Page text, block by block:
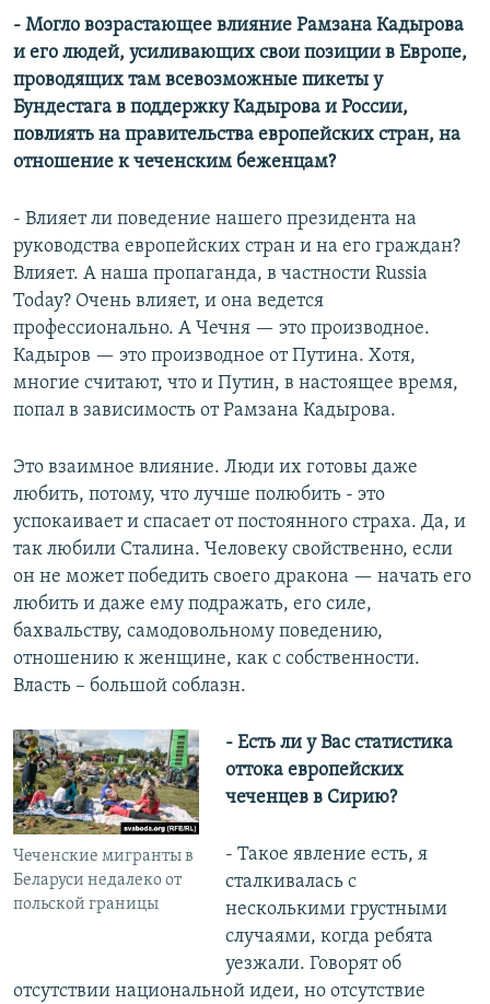
- Могло возрастающее влияние Рамзана Кадырова
и его людей, усиливающих свои позиции в Европе,
проводящих там всевозможные пикеты у
Бундестага в поддержку Кадырова и России,
повлиять на правительства европейских стран, на
отношение к чеченским беженцам?
- Влияет ли поведение нашего президента на
руководства европейских стран и на его граждан?
Влияет. А наша пропаганда, в частности Russia
Today? Очень влияет, и она ведется
профессионально. А Чечня — это производное.
Кадыров — это производное от Путина. Хотя,
многие считают, что и Путин, в настоящее время,
попал в зависимость от Рамзана Кадырова.
Это взаимное влияние. Люди их готовы даже
любить, потому, что лучше полюбить - это
успокаивает и спасает от постоянного страха. Да, и
так любили Сталина. Человеку свойственно, если
он не может победить своего дракона — начать его
любить и даже ему подражать, его силе,
бахвальству, самодовольному поведению,
отношению к женщине, как с собственности.
Власть – большой соблазн.
Чеченские мигранты в
Беларуси недалеко от
польской границы
- Есть ли у Вас статистика
оттока европейских
чеченцев в Сирию?
- Такое явление есть, я
сталкивалась с
несколькими грустными
случаями, когда ребята
уезжали. Говорят об
отсутствии национальной идеи, но отсутствие